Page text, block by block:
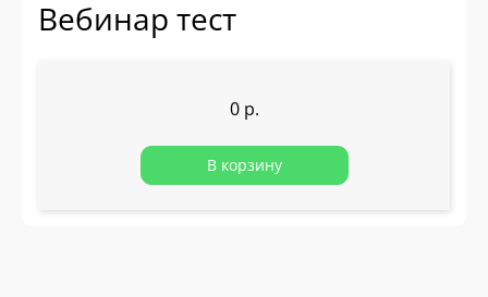
Вебинар тест
0 р.
В корзину